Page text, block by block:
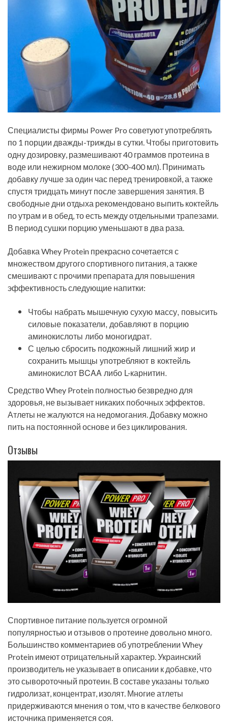
Специалисты фирмы Power Pro советуют употреблять
по 1 порции дважды-трижды в сутки. Чтобы приготовить
одну дозировку, размешивают 40 граммов протеина в
воде или нежирном молоке (300-400 мл). Принимать
добавку лучше за один час перед тренировкой, а также
спустя тридцать минут после завершения занятия. В
свободные дни отдыха рекомендовано выпить коктейль
по утрам и в обед, то есть между отдельными трапезами.
В период сушки порцию уменьшают в два раза.
Добавка Whey Protein прекрасно сочетается с
множеством другого спортивного питания, а также
смешивают с прочими препарата для повышения
эффективность следующие напитки:
Чтобы набрать мышечную сухую массу, повысить
силовые показатели, добавляют в порцию
аминокислоты либо моногидрат.
С целью сбросить подкожный лишний жир и
сохранить мышцы употребляют в коктейль
аминокислот BCAA либо L-карнитин.
Средство Whey Protein полностью безвредно для
здоровья, не вызывает никаких побочных эффектов.
Атлеты не жалуются на недомогания. Добавку можно
пить на постоянной основе и без циклирования.
Отзывы
Спортивное питание пользуется огромной
популярностью и отзывов о протеине довольно много.
Большинство комментариев об употреблении Whey
Protein имеют отрицательный характер. Украинский
производитель не указывает в описании к добавке, что
это сывороточный протеин. В составе указаны только
гидролизат, концентрат, изолят. Многие атлеты
придерживаются мнения о том, что в качестве белкового
источника применяется соя.